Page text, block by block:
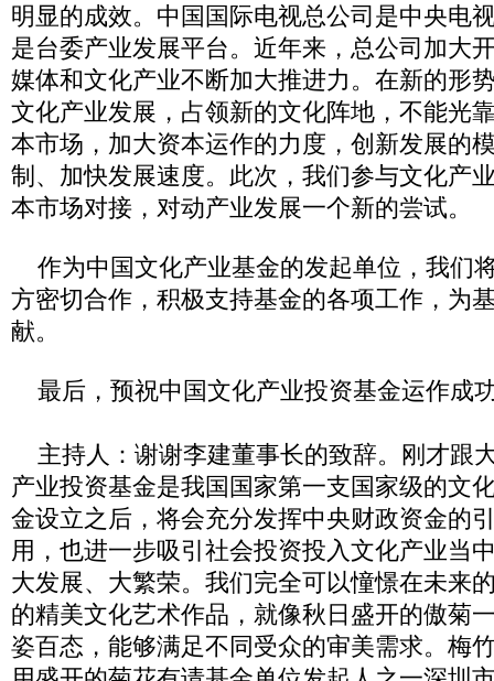
明显的成效。中国国际电视总公司是中央电
是台委产业发展平台。近年来，总公司加大
媒体和文化产业不断加大推进力。在新的形
文化产业发展，占领新的文化阵地，不能光
本市场，加大资本运作的力度，创新发展的
制、加快发展速度。此次，我们参与文化产
本市场对接，对动产业发展一个新的尝试。
作为中国文化产业基金的发起单位，我们
方密切合作，积极支持基金的各项工作，为
献。
最后，预祝中国文化产业投资基金运作成
主持人：谢谢李建董事长的致辞。刚才跟
产业投资基金是我国国家第一支国家级的文
金设立之后，将会充分发挥中央财政资金的
用，也进一步吸引社会投资投入文化产业当
大发展、大繁荣。我们完全可以憧憬在未来
的精美文化艺术作品，就像秋日盛开的傲菊
姿百态，能够满足不同受众的审美需求。梅